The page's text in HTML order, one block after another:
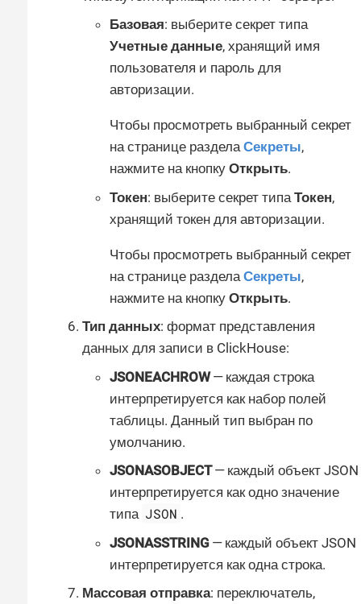
Базовая: выберите секрет типа
Учетные данные, хранящий имя
пользователя и пароль для
авторизации.
Чтобы просмотреть выбранный секрет
на странице разделаСекреты,
нажмите на кнопку Открыть.
Токен: выберите секрет типа Токен,
хранящий токен для авторизации.
Чтобы просмотреть выбранный секрет
на странице раздела Секреты,
нажмите на кнопку Открыть.
Тип данных: формат представления
данных для записи в ClickHouse:
JSONEACHROW— каждая строка
интерпретируется как набор полей
таблицы. Данный тип выбран по
умолчанию.
JSONASOBJECT— каждый объект JSON
интерпретируется как одно значение
типа JSON .
JSONASSTRING — каждый объект JSON
интерпретируется как одна строка.
Массовая отправка: переключатель,